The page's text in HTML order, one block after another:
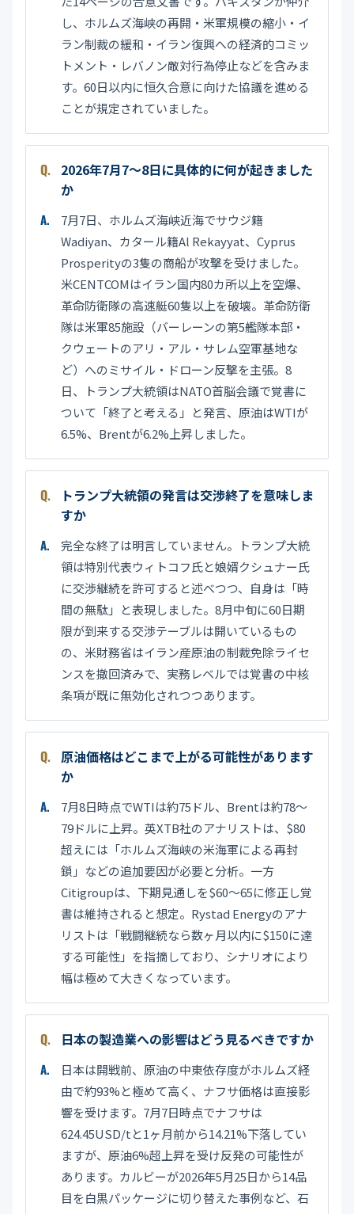
し、ホルムズ海峡の再開・米軍規模の縮小・イ
ラン制裁の緩和・イラン復興への経済的コミッ
トメント・レバノン敵対行為停止などを含みま
す。60日以内に恒久合意に向けた協議を進める
ことが規定されていました。
2026年7月7〜8日に具体的に何が起きました
か
7月7日、ホルムズ海峡近海でサウジ籍
Wadiyan、カタール籍Al Rekayyat、Cyprus
Prosperityの3隻の商船が攻撃を受けました。
米CENTCOMはイラン国内80カ所以上を空爆、
革命防衛隊の高速艇60隻以上を破壊。革命防衛
隊は米軍85施設（バーレーンの第5艦隊本部・
クウェートのアリ・アル・サレム空軍基地な
ど）へのミサイル・ドローン反撃を主張。8
日、トランプ大統領はNATO首脳会議で覚書に
ついて「終了と考える」と発言、原油はWTIが
6.5%、Brentが6.2%上昇しました。
トランプ大統領の発言は交渉終了を意味しま
すか
完全な終了は明言していません。トランプ大統
領は特別代表ウィトコフ氏と娘婿クシュナー氏
に交渉継続を許可すると述べつつ、自身は「時
間の無駄」と表現しました。8月中旬に60日期
限が到来する交渉テーブルは開いているもの
の、米財務省はイラン産原油の制裁免除ライセ
ンスを撤回済みで、実務レベルでは覚書の中核
条項が既に無効化されつつあります。
原油価格はどこまで上がる可能性があります
か
7月8日時点でWTIは約75ドル、Brentは約78〜
79ドルに上昇。英XTB社のアナリストは、$80
超えには「ホルムズ海峡の米海軍による再封
鎖」などの追加要因が必要と分析。一方
Citigroupは、下期見通しを$60〜65に修正し覚
書は維持されると想定。Rystad Energyのアナ
リストは「戦闘継続なら数ヶ月以内に$150に達
する可能性」を指摘しており、シナリオにより
幅は極めて大きくなっています。
日本の製造業への影響はどう見るべきですか
日本は開戦前、原油の中東依存度がホルムズ経
由で約93%と極めて高く、ナフサ価格は直接影
響を受けます。7月7日時点でナフサは
624.45USD/tと1ヶ月前から14.21%下落してい
ますが、原油6%超上昇を受け反発の可能性が
あります。カルビーが2026年5月25日から14品
目を白黒パッケージに切り替えた事例など、石